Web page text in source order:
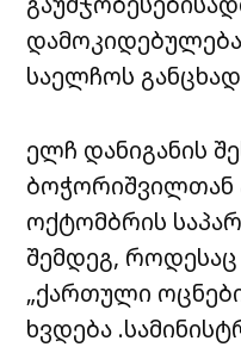
საელჩოს
ელჩ დანიგანის
ბოჭორიშვილთან
ოქტომბრის
შემდეგ, როდესაც
„ქართული
ხვდება